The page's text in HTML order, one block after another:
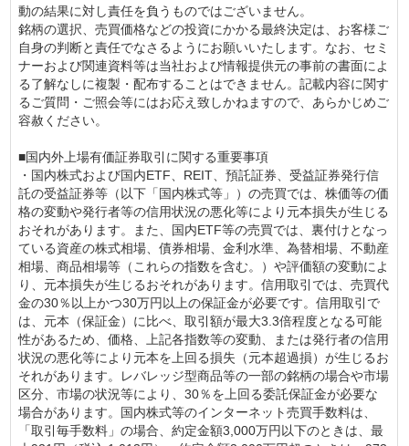
動の結果に対し責任を負うものではございません。
銘柄の選択、売買価格などの投資にかかる最終決定は、お客様ご
自身の判断と責任でなさるようにお願いいたします。なお、セミ
ナーおよび関連資料等は当社および情報提供元の事前の書面によ
る了解なしに複製・配布することはできません。記載内容に関す
るご質問・ご照会等にはお応え致しかねますので、あらかじめご
容赦ください。
■国内外上場有価証券取引に関する重要事項
・国内株式および国内ETF、REIT、預託証券、受益証券発行信
託の受益証券等（以下「国内株式等」）の売買では、株価等の価
格の変動や発行者等の信用状況の悪化等により元本損失が生じる
おそれがあります。また、国内ETF等の売買では、裏付けとなっ
ている資産の株式相場、債券相場、金利水準、為替相場、不動産
相場、商品相場等（これらの指数を含む。）や評価額の変動によ
り、元本損失が生じるおそれがあります。信用取引では、売買代
金の30％以上かつ30万円以上の保証金が必要です。信用取引で
は、元本（保証金）に比べ、取引額が最大3.3倍程度となる可能
性があるため、価格、上記各指数等の変動、または発行者の信用
状況の悪化等により元本を上回る損失（元本超過損）が生じるお
それがあります。レバレッジ型商品等の一部の銘柄の場合や市場
区分、市場の状況等により、30％を上回る委託保証金が必要な
場合があります。国内株式等のインターネット売買手数料は、
「取引毎手数料」の場合、約定金額3,000万円以下のときは、最